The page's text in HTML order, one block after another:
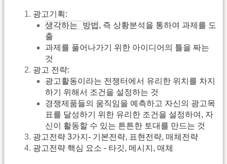
광고기획:
생각하는 방법, 즉 상황분석을 통하여 과제를 도
출
과제를 풀어나가기 위한 아이디어의 틀을 짜는
것
광고 전략:
광고활동이라는 전쟁터에서 유리한 위치를 차지
하기 위해서 조건을 설정하는 것
경쟁제품들의 움직임을 예측하고 자신의 광고목
표를 달성하기 위한 유리한 조건을 설정하여, 자
신이 활동할 수 있는 튼튼한 토대를 만드는 것
광고전략 3가지- 기본전략, 표현전략, 매체전략
광고전략 핵심 요소 - 타깃, 메시지, 매체